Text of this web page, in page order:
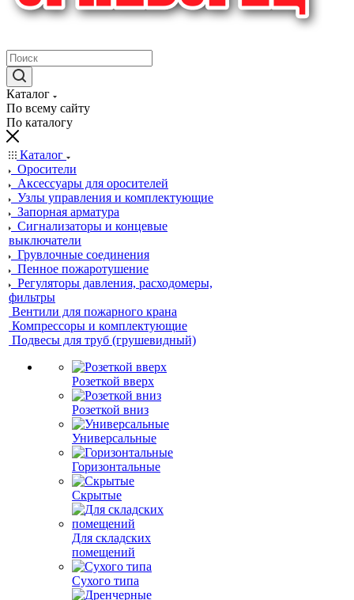
Каталог
По всему сайту
По каталогу
Каталог
Оросители
Аксессуары для оросителей
Узлы управления и комплектующие
Запорная арматура
Сигнализаторы и концевые
выключатели
Грувлочные соединения
Пенное пожаротушение
Регуляторы давления, расходомеры,
фильтры
Вентили для пожарного крана
Компрессоры и комплектующие
Подвесы для труб (грушевидный)
Розеткой вверх
Розеткой вниз
Универсальные
Горизонтальные
Скрытые
Для складских
помещений
Сухого типа